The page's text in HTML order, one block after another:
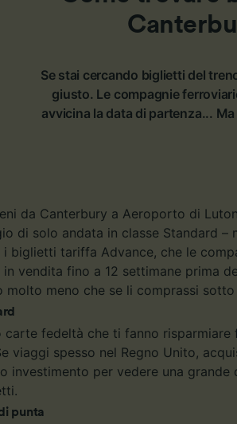
Se stai cercando biglietti del
giusto. Le compagnie
avvicina la data di partenza...
da Canterbury a Aeroporto di
di solo andata in classe Standard –
biglietti tariffa Advance, che le
vendita fino a 12 settimane prima
molto meno che se li comprassi sotto
carte fedeltà che ti fanno
viaggi spesso nel Regno Unito,
investimento per vedere una grande
punta
Elenco dei partner